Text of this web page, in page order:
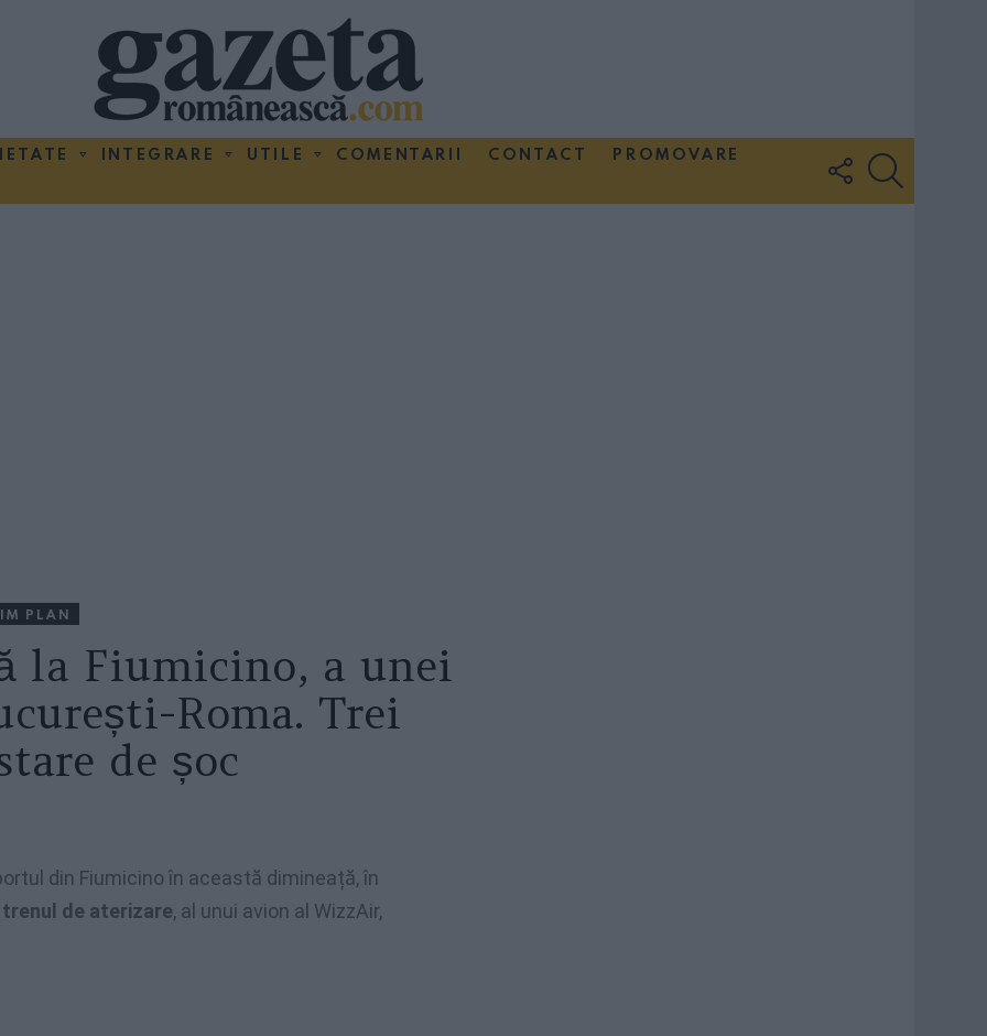
INTEGRARE UTILE COMENTARII CONTACT
PROMOVARE
FOLLOW
US
PLAN
la Fiumicino, a unei
Roma. Trei
de șoc
din Fiumicino în această dimineață, în
de aterizare, al unui avion al WizzAir,